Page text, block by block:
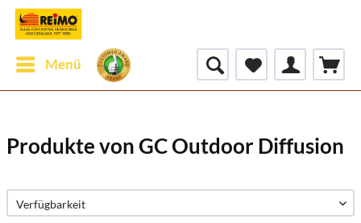
Menü
Produkte von GC Outdoor Diffusion